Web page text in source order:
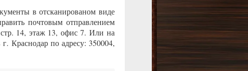
в отсканированом виде
почтовым отправлением
14, этаж 13, офис 7. Или на
Краснодар по адресу: 350004,